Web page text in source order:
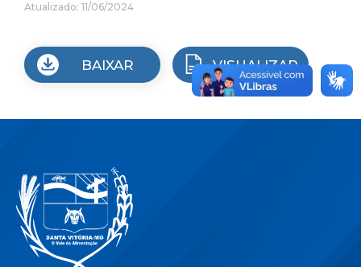
Atualizado: 11/06/2024
BAIXAR VISUALIZAR